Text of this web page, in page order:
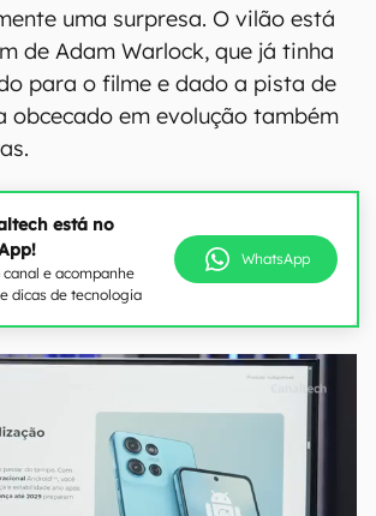
uma surpresa. O vilão está
de Adam Warlock, que já tinha
para o filme e dado a pista de
obcecado em evolução também
está no
canal e acompanhe
dicas de tecnologia
WhatsApp